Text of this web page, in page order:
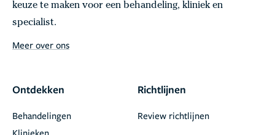
keuze te maken voor een behandeling, kliniek en
specialist.
Meer over ons
Ontdekken
Behandelingen
Klinieken
Richtlijnen
Review richtlijnen